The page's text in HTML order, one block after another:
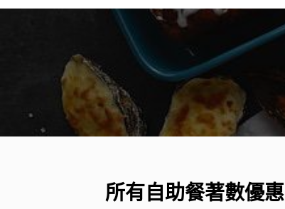
所有自助餐著數優惠